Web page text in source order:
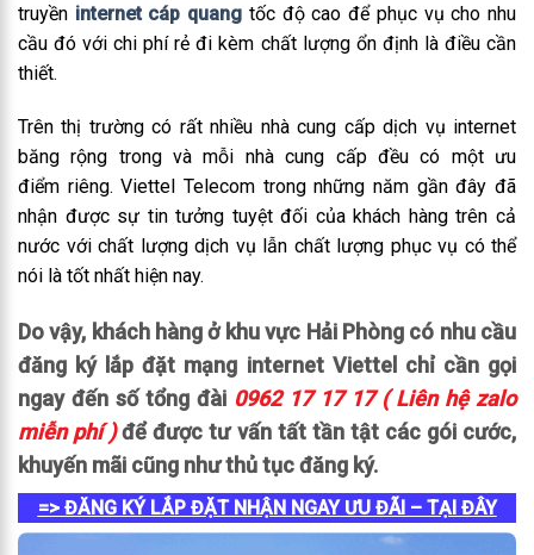
truyền internet cáp quang tốc độ cao để phục vụ cho nhu
cầu đó với chi phí rẻ đi kèm chất lượng ổn định là điều cần
thiết.
Trên thị trường có rất nhiều nhà cung cấp dịch vụ internet
băng rộng trong và mỗi nhà cung cấp đều có một ưu
điểm riêng. Viettel Telecom trong những năm gần đây đã
nhận được sự tin tưởng tuyệt đối của khách hàng trên cả
nước với chất lượng dịch vụ lẫn chất lượng phục vụ có thể
nói là tốt nhất hiện nay.
Do vậy, khách hàng ở khu vực Hải Phòng có nhu cầu
đăng ký lắp đặt mạng internet Viettel chỉ cần gọi
ngay đến số tổng đài 0962 17 17 17 ( Liên hệ zalo
miễn phí )để được tư vấn tất tần tật các gói cước,
khuyến mãi cũng như thủ tục đăng ký.
=> ĐĂNG KÝ LẮP ĐẶT NHẬN NGAY ƯU ĐÃI – TẠI ĐÂY